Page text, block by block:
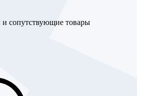
и сопутствующие товары